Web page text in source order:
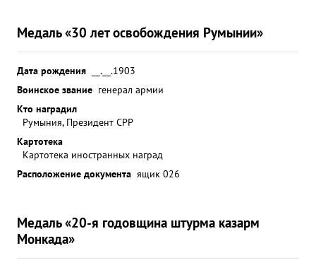
Медаль «30 лет освобождения Румынии»
Дата рождения
__.__.1903
Воинское звание генерал армии
Кто наградил
Румыния, Президент СРР
Картотека
Картотека иностранных наград
Расположение документа ящик 026
Медаль «20-я годовщина штурма казарм
Монкада»